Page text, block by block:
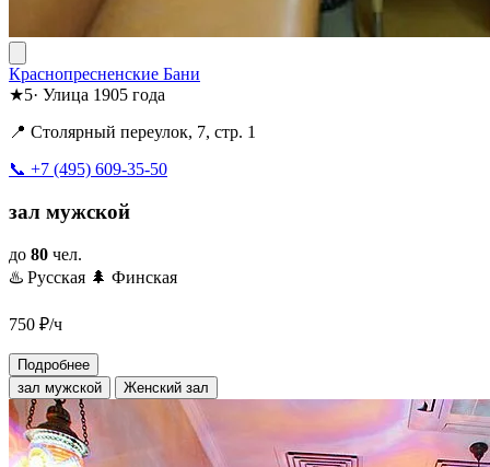
Краснопресненские Бани
★5· Улица 1905 года
📍 Столярный переулок, 7, стр. 1
📞 +7 (495) 609-35-50
зал мужской
до 80 чел.
♨️ Русская 🌲 Финская
750 ₽/ч
Подробнее
зал мужской
Женский зал